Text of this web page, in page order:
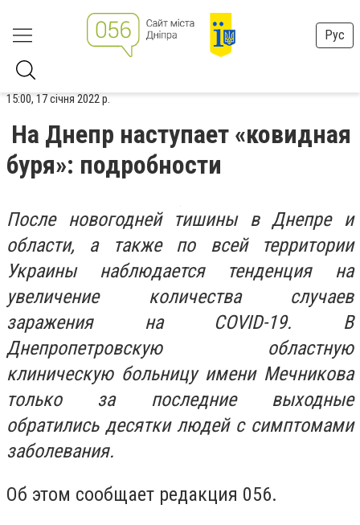
Рус
15:00, 17 січня 2022 р.
На Днепр наступает «ковидная
буря»: подробности
После новогодней тишины в Днепре и
области, а также по всей территории
Украины наблюдается тенденция на
увеличение количества случаев
заражения на COVID-19. В
Днепропетровскую областную
клиническую больницу имени Мечникова
только за последние выходные
обратились десятки людей с симптомами
заболевания.
Об этом сообщает редакция 056.